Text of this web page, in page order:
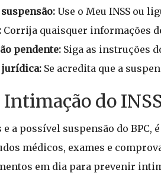
Use o Meu INSS ou
Corrija quaisquer informações
pendente: Siga as instruções
jurídica: Se acredita que a
do
a possível suspensão do
médicos, exames e
em dia para prevenir